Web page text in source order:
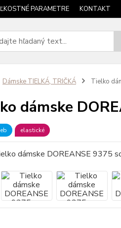
PARAMETRE KONTAKT
Dámske TIELKÁ, TRIČKÁ Tielko
dámske
elastické